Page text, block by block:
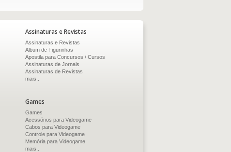
Assinaturas e Revistas
Assinaturas e Revistas
Álbum de Figurinhas
Apostila para Concursos / Cursos
Assinaturas de Jornais
Assinaturas de Revistas
mais..
Games
Games
Acessórios para Videogame
Cabos para Videogame
Controle para Videogame
Memória para Videogame
mais..